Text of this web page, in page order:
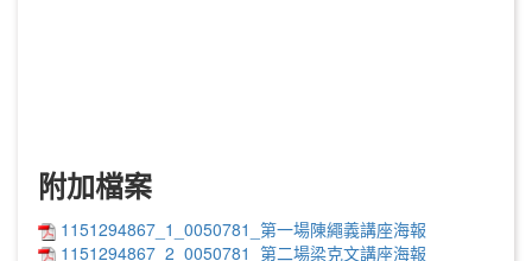
附加檔案
1151294867_1_0050781_第一場陳繩義講座海報
1151294867_2_0050781_第二場梁克文講座海報